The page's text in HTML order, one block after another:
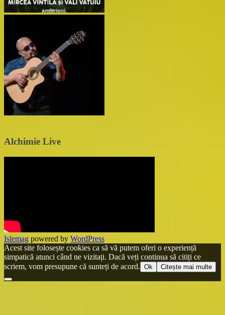
Alchimie Live
Islemag powered by WordPress
Acest site folosește cookies ca să vă putem oferi o experiență
simpatică atunci când ne vizitați. Dacă veți continua să citiți ce
scriem, vom presupune că sunteți de acord. Ok Citește mai multe